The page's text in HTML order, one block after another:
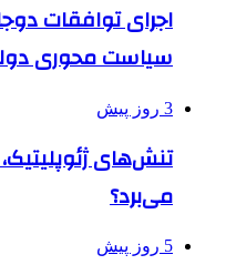
اجرای توافقات
سیاست محوری
3 روز پیش
تنش‌های
می‌برد؟
5 روز پیش